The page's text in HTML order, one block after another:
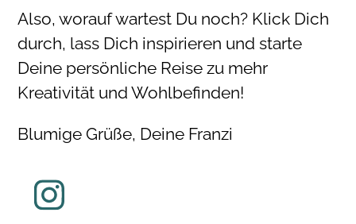
Also, worauf wartest Du noch? Klick Dich
durch, lass Dich inspirieren und starte
Deine persönliche Reise zu mehr
Kreativität und Wohlbefinden!
Blumige Grüße, Deine Franzi